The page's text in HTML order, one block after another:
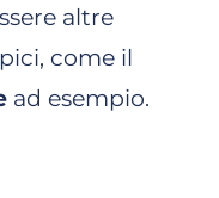
altre
come il
ad esempio.